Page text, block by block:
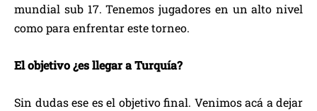
mundial sub 17. Tenemos jugadores en un alto nivel
como para enfrentar este torneo.
El objetivo ¿es llegar a Turquía?
Sin dudas ese es el objetivo final. Venimos acá a dejar